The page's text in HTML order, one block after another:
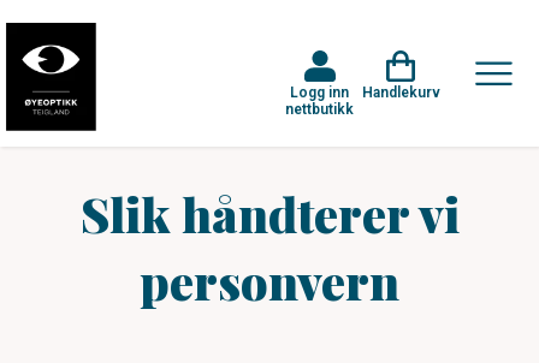
Logg inn
nettbutikk
Handlekurv
Slik håndterer vi
personvern